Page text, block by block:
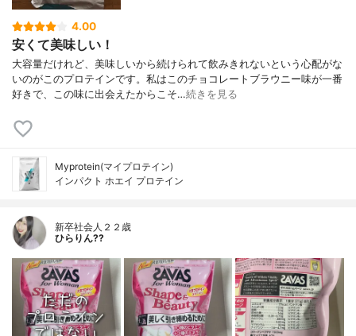
4.00
安くて美味しい！
大容量だけれど、美味しいから続けられて飲みきれないという心配がな
いのがこのプロテインです。私はこのチョコレートブラウニー味が一番
好きで、この味に出会えたからこそ…続きを見る
Myprotein(マイプロテイン)
インパクト ホエイ プロテイン
新卒社会人２２歳
ひらりん??